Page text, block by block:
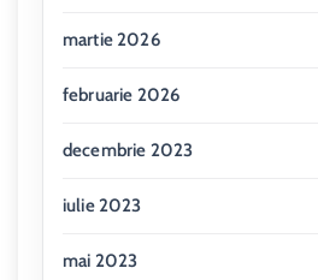
martie 2026
februarie 2026
decembrie 2023
iulie 2023
mai 2023